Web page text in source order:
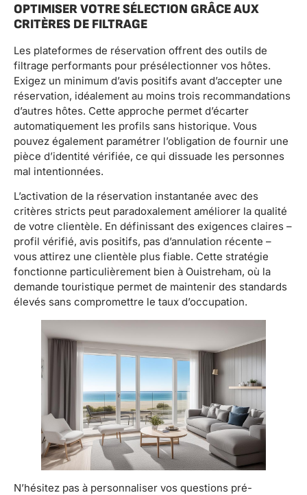
OPTIMISER VOTRE SÉLECTION GRÂCE AUX
CRITÈRES DE FILTRAGE
Les plateformes de réservation offrent des outils de
filtrage performants pour présélectionner vos hôtes.
Exigez un minimum d’avis positifs avant d’accepter une
réservation, idéalement au moins trois recommandations
d’autres hôtes. Cette approche permet d’écarter
automatiquement les profils sans historique. Vous
pouvez également paramétrer l’obligation de fournir une
pièce d’identité vérifiée, ce qui dissuade les personnes
mal intentionnées.
L’activation de la réservation instantanée avec des
critères stricts peut paradoxalement améliorer la qualité
de votre clientèle. En définissant des exigences claires –
profil vérifié, avis positifs, pas d’annulation récente –
vous attirez une clientèle plus fiable. Cette stratégie
fonctionne particulièrement bien à Ouistreham, où la
demande touristique permet de maintenir des standards
élevés sans compromettre le taux d’occupation.
N’hésitez pas à personnaliser vos questions pré-